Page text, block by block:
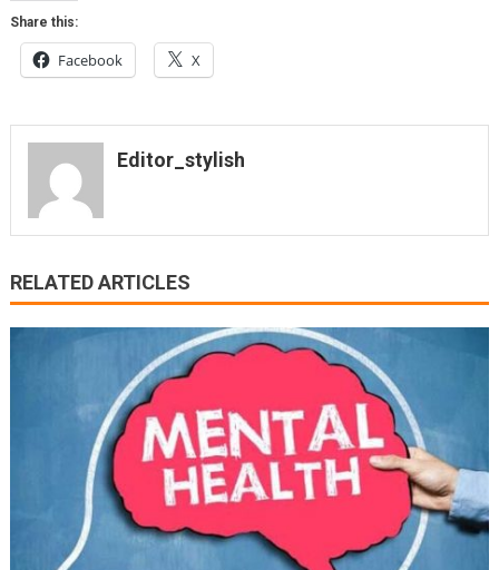
Share this:
Facebook X
Editor_stylish
RELATED ARTICLES